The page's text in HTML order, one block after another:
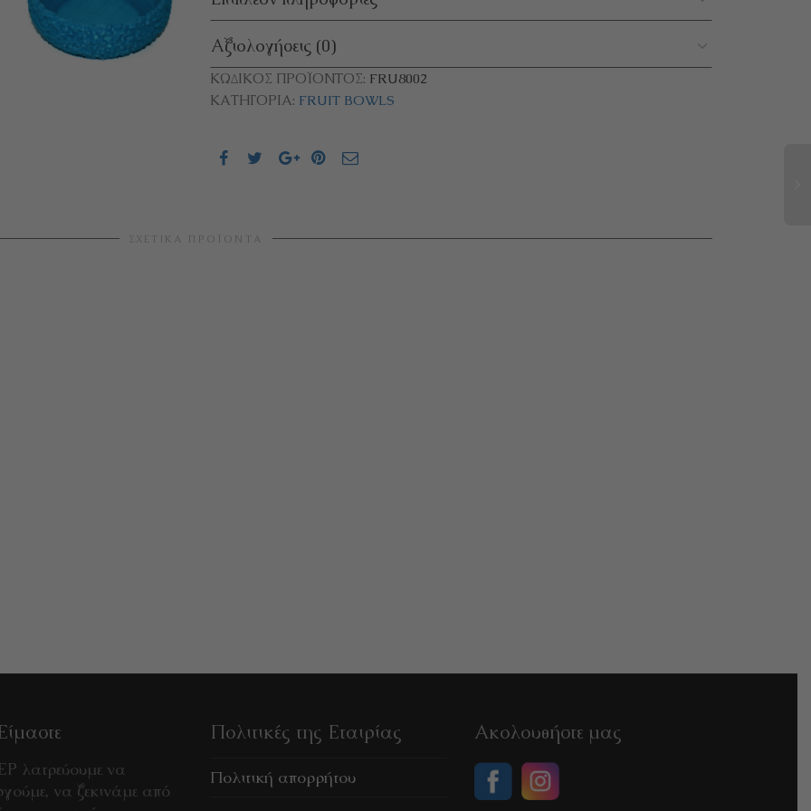
Αξιολογήσεις (0)
ΚΩΔΙΚΌΣ ΠΡΟΪΌΝΤΟΣ: FRU8002
ΚΑΤΗΓΟΡΊΑ: FRUIT BOWLS
ΣΧΕΤΙΚΆ ΠΡΟΪΌΝΤΑ
λατρεύουμε να
να ξεκινάμε από
Πολιτικές της Εταιρίας
Πολιτική απορρήτου
Ακολουθήστε μας